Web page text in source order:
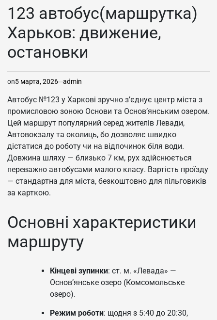
123 автобус(маршрутка)
Харьков: движение,
остановки
on5 марта, 2026 admin
Автобус №123 у Харкові зручно з’єднує центр міста з
промисловою зоною Основи та Основ’янським озером.
Цей маршрут популярний серед жителів Левади,
Автовокзалу та околиць, бо дозволяє швидко
дістатися до роботу чи на відпочинок біля води.
Довжина шляху — близько 7 км, рух здійснюється
переважно автобусами малого класу. Вартість проїзду
— стандартна для міста, безкоштовно для пільговиків
за карткою.
Основні характеристики
маршруту
Кінцеві зупинки: ст. м. «Левада» —
Основ’янське озеро (Комсомольське
озеро).
Режим роботи: щодня з 5:40 до 20:30,